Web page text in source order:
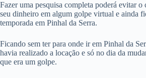
Fazer uma pesquisa completa poderá evitar o
seu dinheiro em algum golpe virtual e ainda
temporada em Pinhal da Serra.
Ficando sem ter para onde ir em Pinhal da
havia realizado a locação e só no dia da
que era um golpe.